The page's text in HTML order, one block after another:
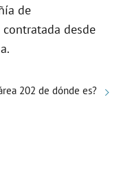
de
desde
202 de dónde es?